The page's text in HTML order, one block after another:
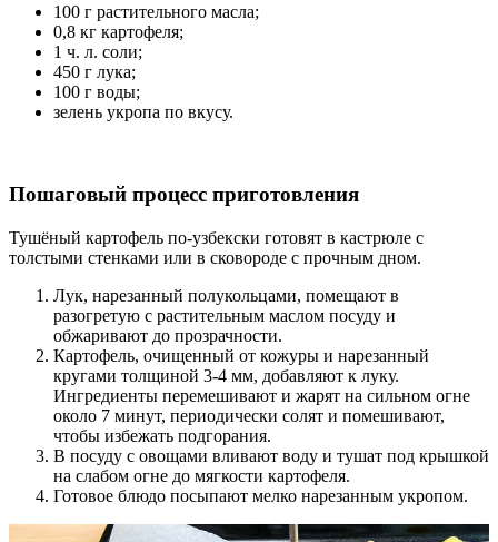
100 г растительного масла;
0,8 кг картофеля;
1 ч. л. соли;
450 г лука;
100 г воды;
зелень укропа по вкусу.
Пошаговый процесс приготовления
Тушёный картофель по-узбекски готовят в кастрюле с
толстыми стенками или в сковороде с прочным дном.
Лук, нарезанный полукольцами, помещают в
разогретую с растительным маслом посуду и
обжаривают до прозрачности.
Картофель, очищенный от кожуры и нарезанный
кругами толщиной 3-4 мм, добавляют к луку.
Ингредиенты перемешивают и жарят на сильном огне
около 7 минут, периодически солят и помешивают,
чтобы избежать подгорания.
В посуду с овощами вливают воду и тушат под крышкой
на слабом огне до мягкости картофеля.
Готовое блюдо посыпают мелко нарезанным укропом.